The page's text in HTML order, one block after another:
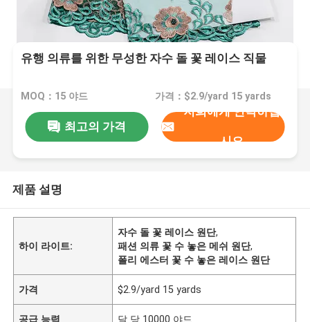
유행 의류를 위한 무성한 자수 돌 꽃 레이스 직물
MOQ：15 야드 가격：$2.9/yard 15 yards
최고의 가격
저희에게 연락하십
시오
제품 설명
하이 라이트:
자수 돌 꽃 레이스 원단,
패션 의류 꽃 수 놓은 메쉬 원단,
폴리 에스터 꽃 수 놓은 레이스 원단
가격 $2.9/yard 15 yards
공급 능력 달 당 10000 야드